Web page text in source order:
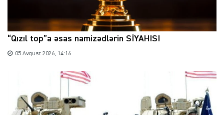
“Qızıl top”a əsas namizədlərin SİYAHISI
05 Avqust 2026, 14:16